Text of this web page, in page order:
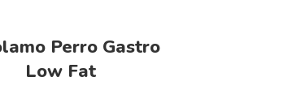
Perro Gastro
Low Fat